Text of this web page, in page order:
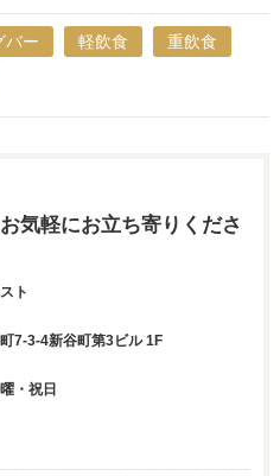
バー 軽飲食 重飲食
気軽にお立ち寄りくださ
ト
7-3-4新谷町第3ビル 1F
・祝日